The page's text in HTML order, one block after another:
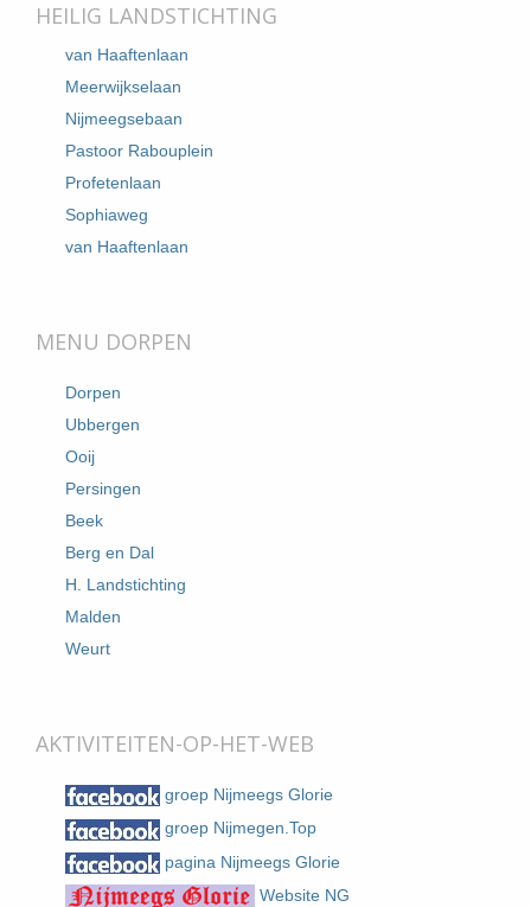
HEILIG LANDSTICHTING
van Haaftenlaan
Meerwijkselaan
Nijmeegsebaan
Pastoor Rabouplein
Profetenlaan
Sophiaweg
van Haaftenlaan
MENU DORPEN
Dorpen
Ubbergen
Ooij
Persingen
Beek
Berg en Dal
H. Landstichting
Malden
Weurt
AKTIVITEITEN-OP-HET-WEB
groep Nijmeegs Glorie
groep Nijmegen.Top
pagina Nijmeegs Glorie
Website NG